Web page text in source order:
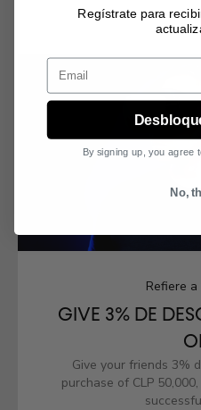
Refiere a
GIVE 3% DE
Give your friends 3%
purchase of CLP
Regístrate para
Email
By signing up, you agree
No,